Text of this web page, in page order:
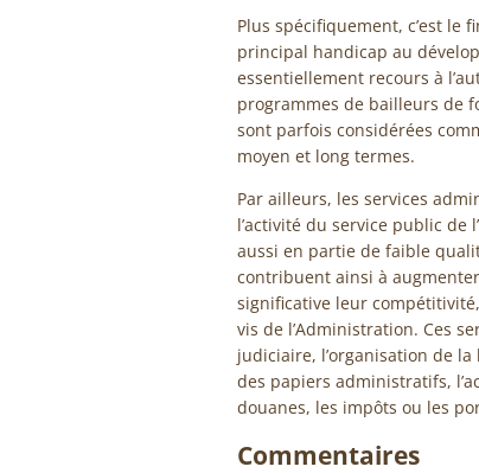
Plus spécifiquement, c’est le
principal handicap au
essentiellement recours à
programmes de bailleurs de
sont parfois considérées
moyen et long termes.
Par ailleurs, les services
l’activité du service public de
aussi en partie de faible
contribuent ainsi à
significative leur
vis de l’Administration. Ces
judiciaire, l’organisation de
des papiers administratifs,
douanes, les impôts ou les
Commentaires